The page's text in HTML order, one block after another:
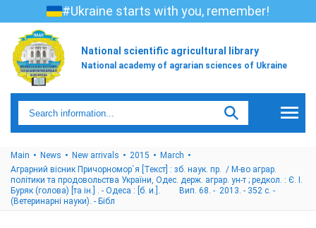
#Ukraine starts with you, remember!
National scientific agricultural library
National academy of agrarian sciences of Ukraine
Main News New arrivals 2015
March
Аграрний вісник Причорномор`я [Текст] : зб. наук. пр. / М-во аграр.
політики та продовольства України, Одес. держ. аграр. ун-т ; редкол. : Є. І.
Буряк (голова) [та ін.] . - Одеса : [б. и.]. Вип. 68. - 2013. - 352 с. -
(Ветеринарні науки). - Бібл